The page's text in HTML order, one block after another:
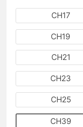
CH17
CH19
CH21
CH23
CH25
CH39